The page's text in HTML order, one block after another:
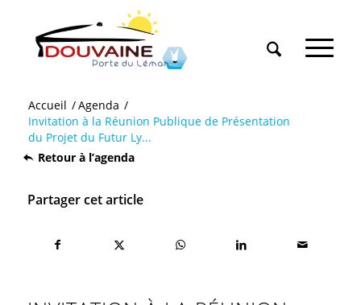
Accueil /Agenda /
Invitation à la Réunion Publique de Présentation
du Projet du Futur Ly...
Retour à l’agenda
Partager cet article